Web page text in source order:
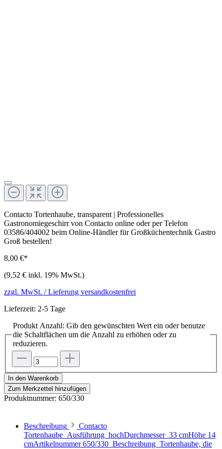
Contacto Tortenhaube, transparent | Professionelles
Gastronomiegeschirr von Contacto online oder per Telefon
03586/404002 beim Online-Händler für Großküchentechnik Gastro
Groß bestellen!
8,00 €*
(9,52 € inkl. 19% MwSt.)
zzgl. MwSt. / Lieferung versandkostenfrei
Lieferzeit: 2-5 Tage
Produkt Anzahl: Gib den gewünschten Wert ein oder benutze
die Schaltflächen um die Anzahl zu erhöhen oder zu
reduzieren.
In den Warenkorb
Zum Merkzettel hinzufügen
Produktnummer: 650/330
Beschreibung
Contacto
Tortenhaube Ausführung hochDurchmesser 33 cmHöhe 14
cmArtikelnummer 650/330 Beschreibung Tortenhaube, die